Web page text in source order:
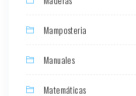
Mamposteria
Manuales
Matemáticas